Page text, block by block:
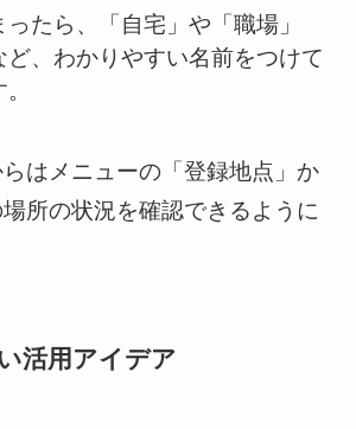
たら、「自宅」や「職場」
ど、わかりやすい名前をつけて
はメニューの「登録地点」か
所の状況を確認できるように
活用アイデア